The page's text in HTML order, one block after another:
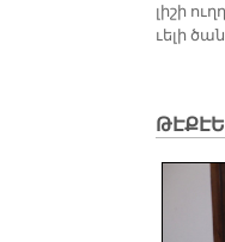
լի­շի
ւե­լի